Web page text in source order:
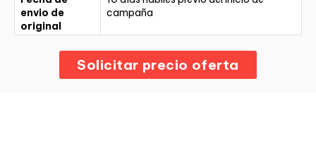
envio de
original
campaña
Solicitar precio oferta